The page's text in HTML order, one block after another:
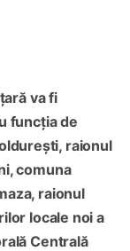
va fi
funcția de
raionul
comuna
raionul
locale noi a
Centrală